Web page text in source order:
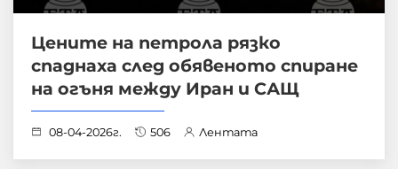
Цените на петрола рязко
спаднаха след обявеното спиране
на огъня между Иран и САЩ
08-04-2026г. 506 Лентата